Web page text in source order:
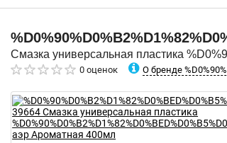
Смазка универсальная пластика
0 оценок О бренде